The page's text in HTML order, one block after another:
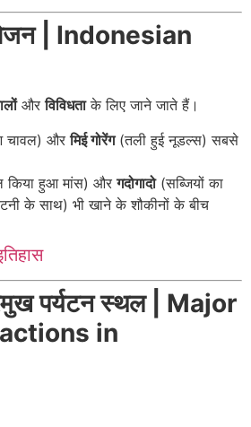
| Indonesian
औरविविधताके लिए जाने जाते हैं।
चावल) औरमिई गोरेंग(तली हुई नूडल्स) सबसे
किया हुआ मांस) औरगदोगादो(सब्जियों का
के साथ) भी खाने के शौकीनों के बीच
पर्यटन स्थल | Major
in